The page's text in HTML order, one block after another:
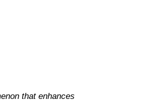
that enhances